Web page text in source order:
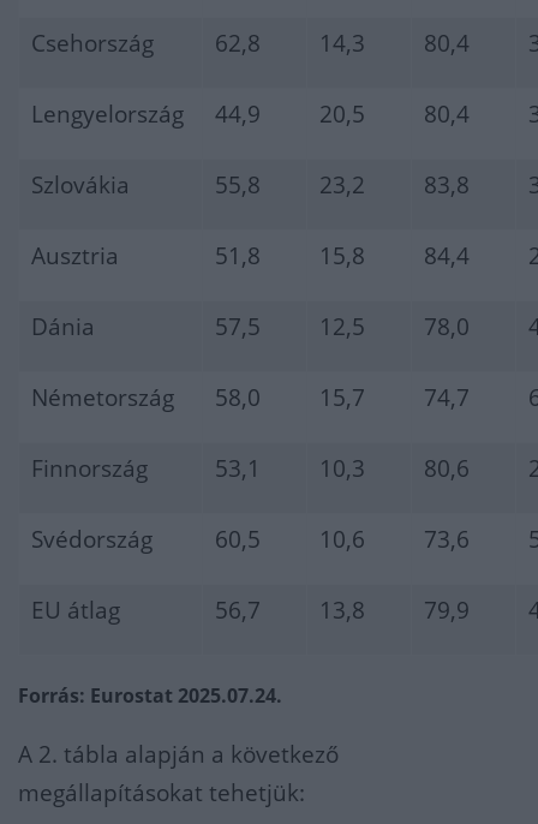
Csehország 62,8 14,3 80,4
Lengyelország 44,9 20,5 80,4
Szlovákia 55,8 23,2 83,8
Ausztria 51,8 15,8 84,4
Dánia 57,5 12,5 78,0
Németország 58,0 15,7 74,7
Finnország 53,1 10,3 80,6
Svédország 60,5 10,6 73,6
EU átlag 56,7 13,8 79,9
Forrás: Eurostat 2025.07.24.
A 2. tábla alapján a következő
megállapításokat tehetjük: